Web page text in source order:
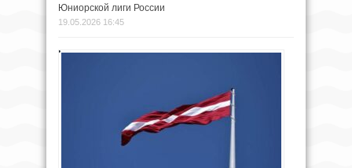
Юниорской лиги России
19.05.2026 16:45